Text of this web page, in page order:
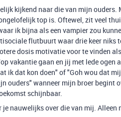
kijkend naar die van mijn
top is. Oftewel, zit veel
ik bijna als een vampier zou
flutbuurt waar drie keer niks
dosis motivatie voor te vinden
vakantie gaan en jij met lede ogen
ik dat kon doen" of "Goh wou dat
ouders" wanneer mijn broer begint
schijnbaar.
je nauwelijks over die van mij.